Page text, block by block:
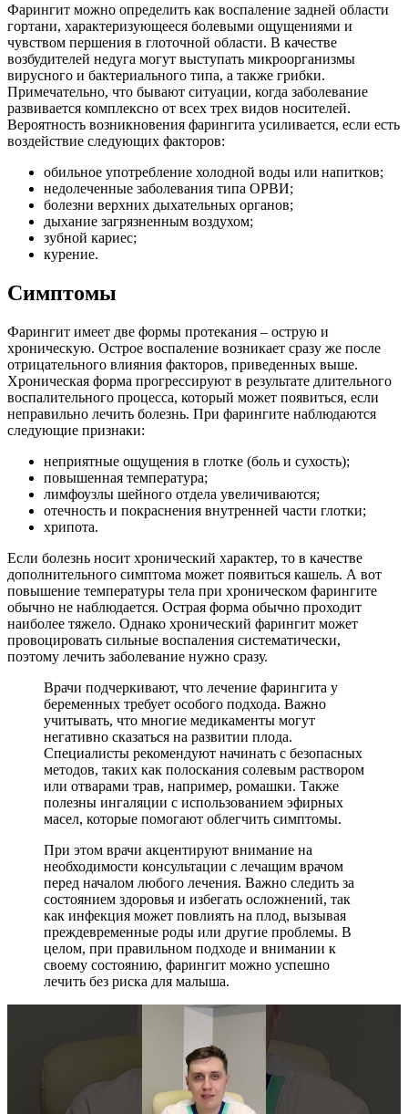
Фарингит можно определить как воспаление задней области
гортани, характеризующееся болевыми ощущениями и
чувством першения в глоточной области. В качестве
возбудителей недуга могут выступать микроорганизмы
вирусного и бактериального типа, а также грибки.
Примечательно, что бывают ситуации, когда заболевание
развивается комплексно от всех трех видов носителей.
Вероятность возникновения фарингита усиливается, если есть
воздействие следующих факторов:
обильное употребление холодной воды или напитков;
недолеченные заболевания типа ОРВИ;
болезни верхних дыхательных органов;
дыхание загрязненным воздухом;
зубной кариес;
курение.
Симптомы
Фарингит имеет две формы протекания – острую и
хроническую. Острое воспаление возникает сразу же после
отрицательного влияния факторов, приведенных выше.
Хроническая форма прогрессируют в результате длительного
воспалительного процесса, который может появиться, если
неправильно лечить болезнь. При фарингите наблюдаются
следующие признаки:
неприятные ощущения в глотке (боль и сухость);
повышенная температура;
лимфоузлы шейного отдела увеличиваются;
отечность и покраснения внутренней части глотки;
хрипота.
Если болезнь носит хронический характер, то в качестве
дополнительного симптома может появиться кашель. А вот
повышение температуры тела при хроническом фарингите
обычно не наблюдается. Острая форма обычно проходит
наиболее тяжело. Однако хронический фарингит может
провоцировать сильные воспаления систематически,
поэтому лечить заболевание нужно сразу.
Врачи подчеркивают, что лечение фарингита у
беременных требует особого подхода. Важно
учитывать, что многие медикаменты могут
негативно сказаться на развитии плода.
Специалисты рекомендуют начинать с безопасных
методов, таких как полоскания солевым раствором
или отварами трав, например, ромашки. Также
полезны ингаляции с использованием эфирных
масел, которые помогают облегчить симптомы.
При этом врачи акцентируют внимание на
необходимости консультации с лечащим врачом
перед началом любого лечения. Важно следить за
состоянием здоровья и избегать осложнений, так
как инфекция может повлиять на плод, вызывая
преждевременные роды или другие проблемы. В
целом, при правильном подходе и внимании к
своему состоянию, фарингит можно успешно
лечить без риска для малыша.